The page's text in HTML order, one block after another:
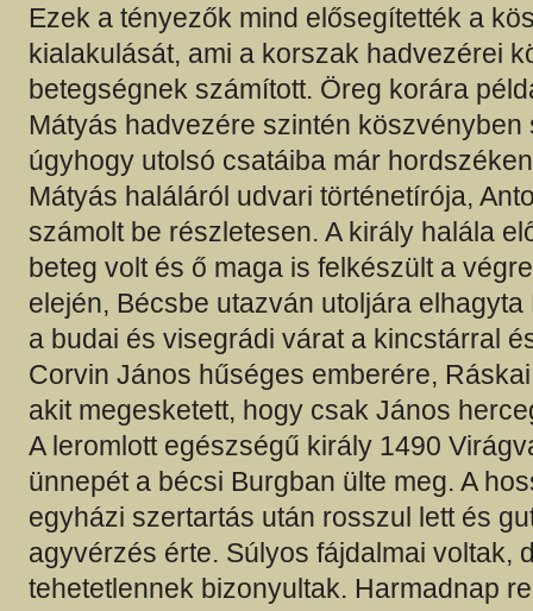
Ezek a tényezők mind elősegítették a
kialakulását, ami a korszak hadvezérei
betegségnek számított. Öreg korára
Mátyás hadvezére szintén köszvényben
úgyhogy utolsó csatáiba már
Mátyás haláláról udvari történetírója,
számolt be részletesen. A király halála
beteg volt és ő maga is felkészült a
elején, Bécsbe utazván utoljára
a budai és visegrádi várat a kincstárral
Corvin János hűséges emberére,
akit megesketett, hogy csak János
A leromlott egészségű király 1490
ünnepét a bécsi Burgban ülte meg. A
egyházi szertartás után rosszul lett és
agyvérzés érte. Súlyos fájdalmai voltak,
tehetetlennek bizonyultak. Harmadnap